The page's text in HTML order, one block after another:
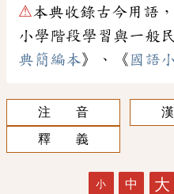
⚠本典收錄古今用語，
小學階段學習與一般
典簡編本》、《 國語
注 音
釋 義
小 中 大